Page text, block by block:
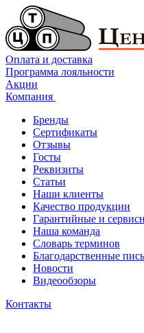
Оплата и доставка
Программа лояльности
Акции
Компания
Бренды
Сертификаты
Отзывы
Госты
Реквизиты
Статьи
Наши клиенты
Качество продукции
Гарантийные и
Наша команда
Словарь терминов
Благодарственные
Новости
Видеообзоры
Контакты